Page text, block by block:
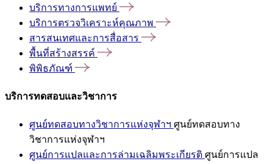
บริการทางการแพทย์
บริการตรวจวิเคราะห์คุณภาพ
สารสนเทศและการสื่อสาร
พื้นที่สร้างสรรค์
พิพิธภัณฑ์
บริการทดสอบและวิชาการ
ศูนย์ทดสอบทางวิชาการแห่งจุฬาฯ ศูนย์ทดสอบทาง
วิชาการแห่งจุฬาฯ
ศูนย์การแปลและการล่ามเฉลิมพระเกียรติ ศูนย์การแปล